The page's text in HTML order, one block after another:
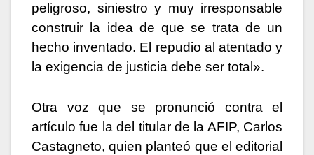
peligroso, siniestro y muy irresponsable
construir la idea de que se trata de un
hecho inventado. El repudio al atentado y
la exigencia de justicia debe ser total».
Otra voz que se pronunció contra el
artículo fue la del titular de la AFIP, Carlos
Castagneto, quien planteó que el editorial